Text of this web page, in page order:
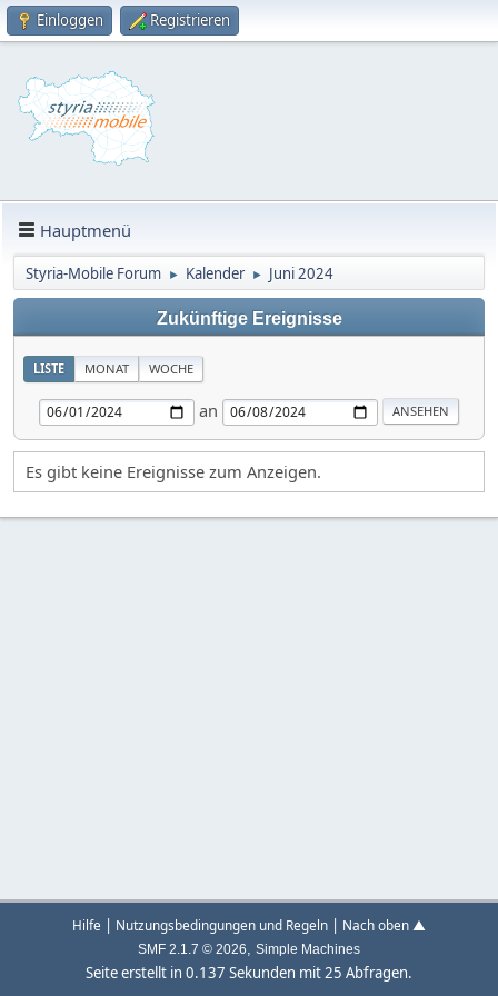
Einloggen Registrieren
Hauptmenü
Styria-Mobile Forum ► Kalender ► Juni 2024
Zukünftige Ereignisse
LISTE MONAT WOCHE
an
Es gibt keine Ereignisse zum Anzeigen.
Hilfe | Nutzungsbedingungen und Regeln | Nach oben ▲
SMF 2.1.7 © 2026, Simple Machines
Seite erstellt in 0.137 Sekunden mit 25 Abfragen.